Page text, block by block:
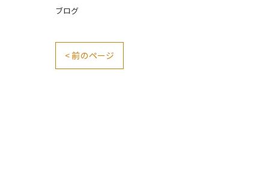
ブログ
< 前のページ